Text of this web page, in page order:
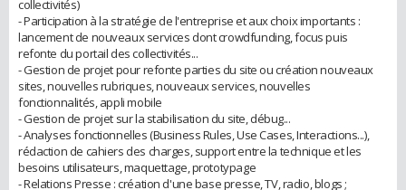
collectivités)
- Participation à la stratégie de l'entreprise et aux choix importants :
lancement de nouveaux services dont crowdfunding, focus puis
refonte du portail des collectivités...
- Gestion de projet pour refonte parties du site ou création nouveaux
sites, nouvelles rubriques, nouveaux services, nouvelles
fonctionnalités, appli mobile
- Gestion de projet sur la stabilisation du site, débug...
- Analyses fonctionnelles (Business Rules, Use Cases, Interactions...),
rédaction de cahiers des charges, support entre la technique et les
besoins utilisateurs, maquettage, prototypage
- Relations Presse : création d'une base presse, TV, radio, blogs ;